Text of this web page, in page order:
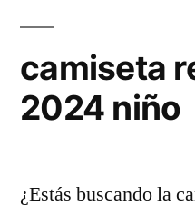
camiseta
2024 niño
¿Estás buscando la